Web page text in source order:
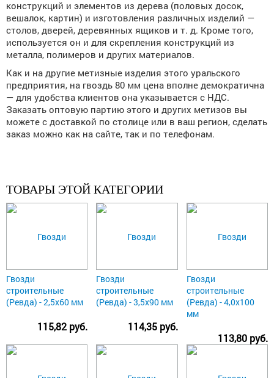
конструкций и элементов из дерева (половых досок,
вешалок, картин) и изготовления различных изделий —
столов, дверей, деревянных ящиков и т. д. Кроме того,
используется он и для скрепления конструкций из
металла, полимеров и других материалов.
Как и на другие метизные изделия этого уральского
предприятия, на гвоздь 80 мм цена вполне демократична
— для удобства клиентов она указывается с НДС.
Заказать оптовую партию этого и других метизов вы
можете с доставкой по столице или в ваш регион, сделать
заказ можно как на сайте, так и по телефонам.
ТОВАРЫ ЭТОЙ КАТЕГОРИИ
Гвозди
строительные
(Ревда) - 2,5х60 мм
115,82 руб.
Гвозди
строительные
(Ревда) - 3,5х90 мм
114,35 руб.
Гвозди
строительные
(Ревда) - 4,0х100
мм
113,80 руб.